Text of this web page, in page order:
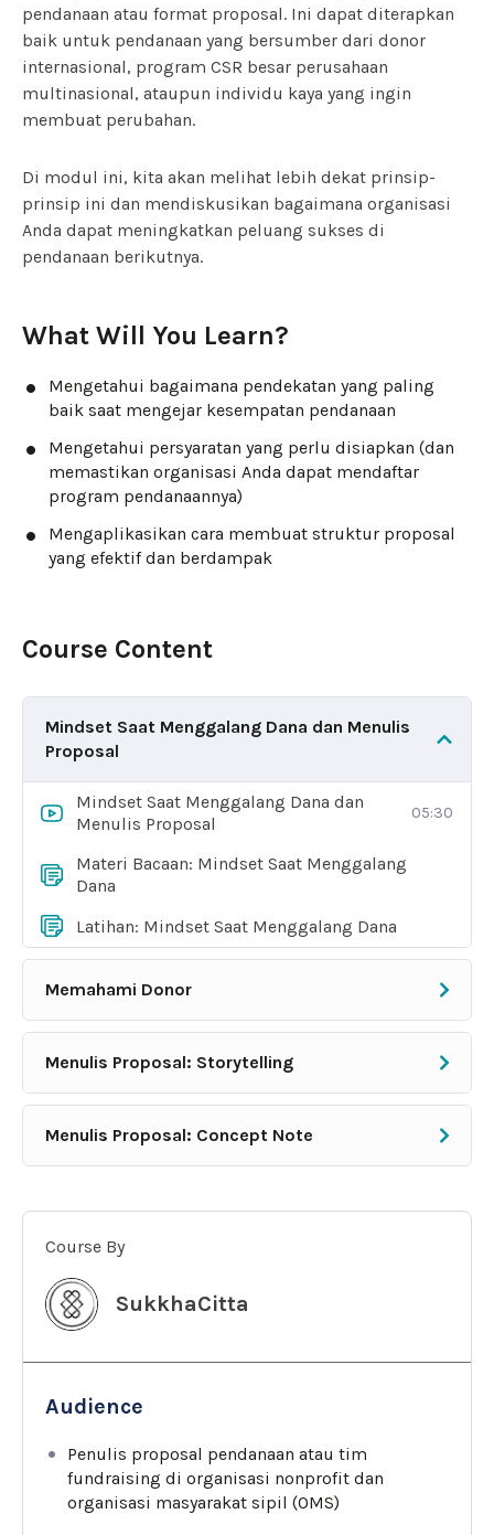
pendanaan atau format proposal. Ini dapat diterapkan
baik untuk pendanaan yang bersumber dari donor
internasional, program CSR besar perusahaan
multinasional, ataupun individu kaya yang ingin
membuat perubahan.
Di modul ini, kita akan melihat lebih dekat prinsip-
prinsip ini dan mendiskusikan bagaimana organisasi
Anda dapat meningkatkan peluang sukses di
pendanaan berikutnya.
What Will You Learn?
Mengetahui bagaimana pendekatan yang paling
baik saat mengejar kesempatan pendanaan
Mengetahui persyaratan yang perlu disiapkan (dan
memastikan organisasi Anda dapat mendaftar
program pendanaannya)
Mengaplikasikan cara membuat struktur proposal
yang efektif dan berdampak
Course Content
Mindset Saat Menggalang Dana dan Menulis
Proposal
Mindset Saat Menggalang Dana dan
Menulis Proposal
05:30
Materi Bacaan: Mindset Saat Menggalang
Dana
Latihan: Mindset Saat Menggalang Dana
Memahami Donor
Menulis Proposal: Storytelling
Menulis Proposal: Concept Note
Course By
SukkhaCitta
Audience
Penulis proposal pendanaan atau tim
fundraising di organisasi nonprofit dan
organisasi masyarakat sipil (OMS)